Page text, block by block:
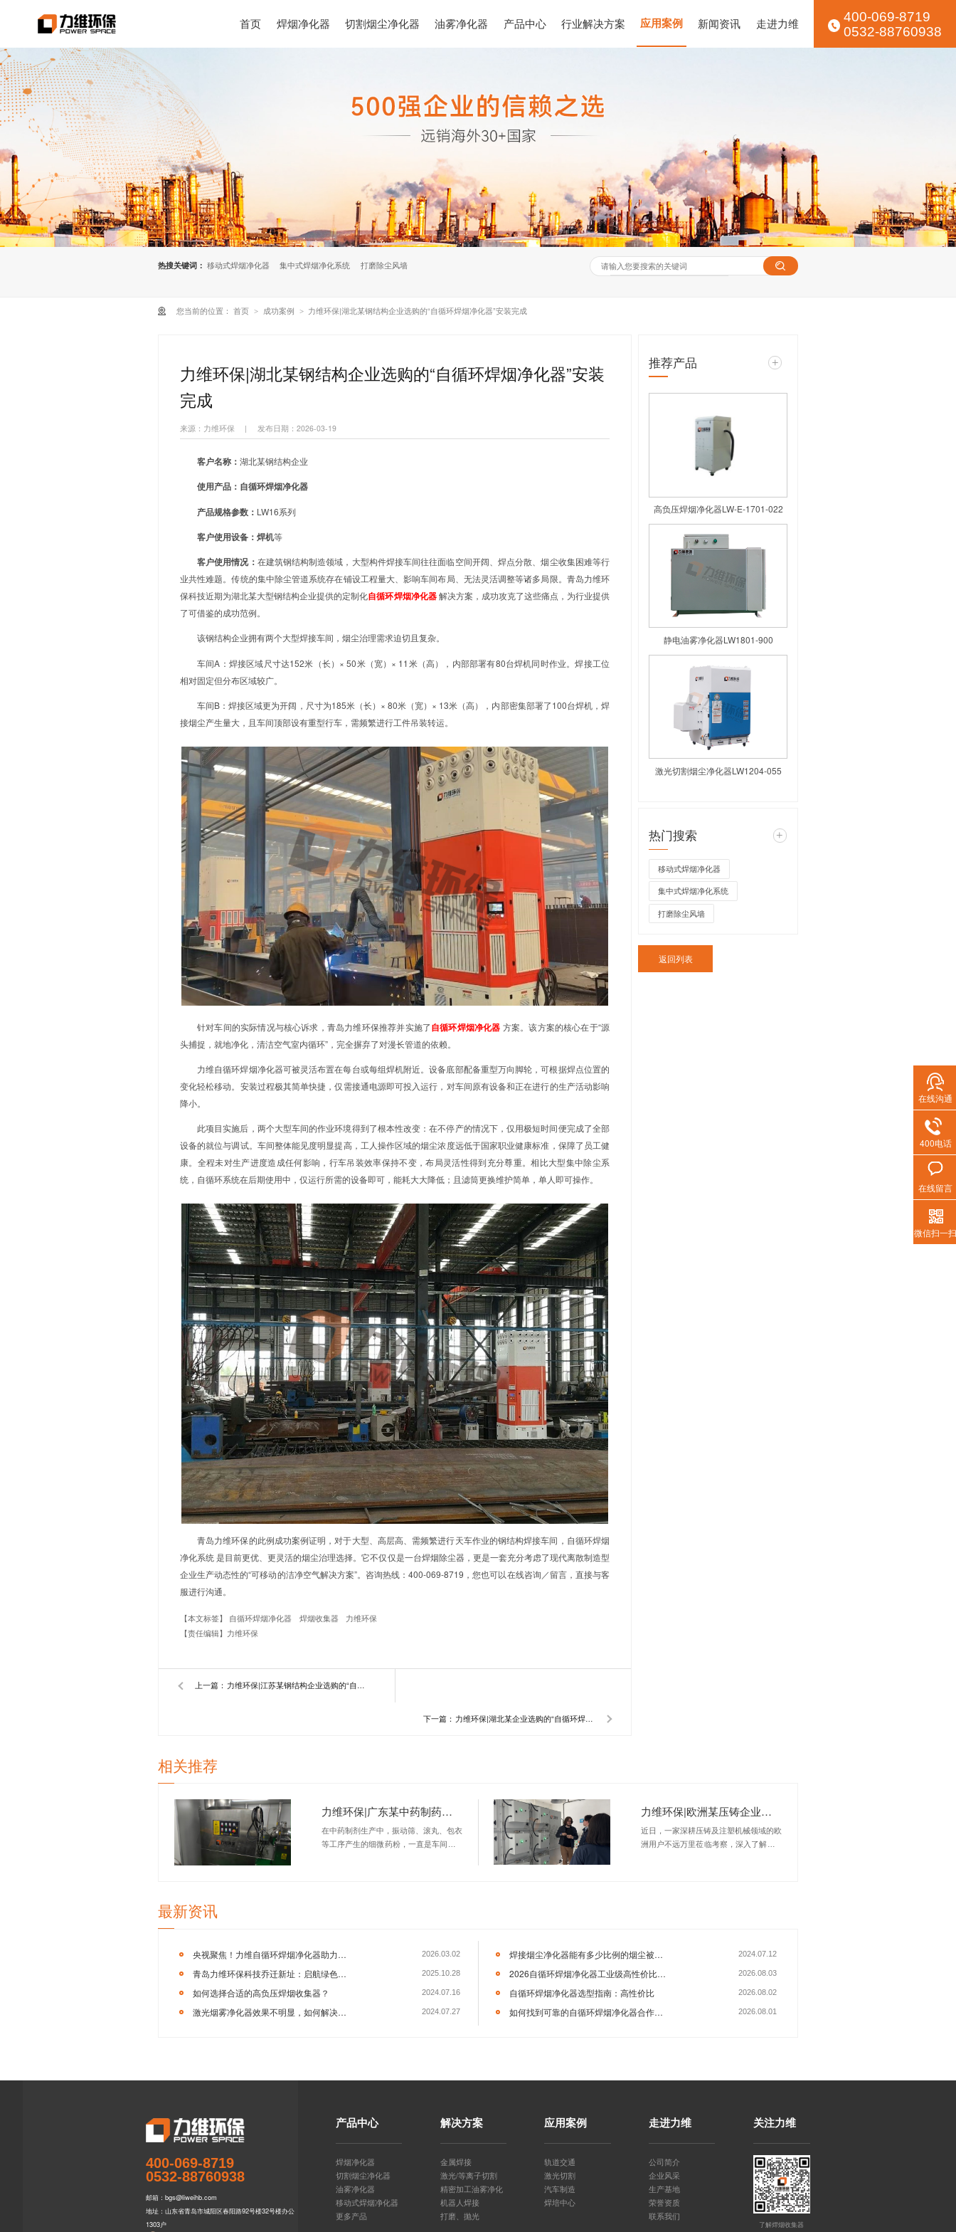
400-069-8719
0532-88760938
首页 焊烟净化器 切割烟尘净化器 油雾净化器 产品中心 行业解决方案 应用案例 新闻资讯 走进力维
力维环保|湖北某钢结构企业选购的“自循环焊烟净化器”安装完成
力维环保|湖北某钢结构企业选购的“自循环焊烟净化器”安装
完成
来源：力维环保 | 发布日期：2026-03-19
使用产品：自循环 焊烟 净化器
产品规格参数：
客户使用设备：焊机等
客户使用情况：在建筑钢结构制造领域，大型构件焊接车间往往面临空间开阔、焊点分散、烟尘收集困难等行
业共性难题。传统的集中除尘管道系统存在铺设工程量大、影响车间布局、无法灵活调整等诸多局限。青岛力维环
保科技近期为湖北某大型钢结构企业提供的定制化
自循环焊烟净化器解决方案，成功攻克了这些痛点，为行业提供
了可借鉴的成功范例。
该钢结构企业拥有两个大型焊接车间，烟尘治理需求迫切且复杂。
车间A：焊接区域尺寸达152米（长）× 50米（宽）× 11米（高），内部部署有80台焊机同时作业。焊接工位
相对固定但分布区域较广。
车间B：焊接区域更为开阔，尺寸为185米（长）× 80米（宽）× 13米（高），内部密集部署了100台焊机，焊
接烟尘产生量大，且车间顶部设有重型行车，需频繁进行工件吊装转运。
针对车间的实际情况与核心诉求，青岛力维环保推荐并实施了自循环焊烟净化器
头捕捉，就地净化，清洁空气室内循环”，完全摒弃了对漫长管道的依赖。
力维自循环焊烟净化器可被灵活布置在每台或每组焊机附近。设备底部配备重型万向脚轮，可根据焊点位置的
变化轻松移动。安装过程极其简单快捷，仅需接通电源即可投入运行，对车间原有设备和正在进行的生产活动影响
降小。
此项目实施后，两个大型车间的作业环境得到了根本性改变：在不停产的情况下，仅用极短时间便完成了全部
设备的就位与调试。车间整体能见度明显提高，工人操作区域的烟尘浓度远低于国家职业健康标准，保障了员工健
康。全程未对生产进度造成任何影响，行车吊装效率保持不变，布局灵活性得到充分尊重。相比大型集中除尘系
统，自循环系统在后期使用中，仅运行所需的设备即可，能耗大大降低；且滤筒更换维护简单，单人即可操作。
净化系统 是目前更优、更灵活的烟尘治理选择。它不仅仅是一台焊烟除尘器，更是一套充分考虑了现代离散制造型
服进行沟通。
自循环焊烟净化器 焊烟收集器 力维环保
【责任编辑】
力维环保
热门搜索
移动式焊烟净化
集中式焊烟净化
打磨除尘风墙
400-069-8719
0532-88760938
邮箱：bgs@liweihb.com
地址：山东省青岛市城阳区春阳路92号楼32号楼办公
1303户
产品中心
焊烟净化器
切割烟尘净化器
油雾净化器
移动式焊烟净化器
更多产品
解决方案
金属焊接
激光/等离子切割
精密加工油雾净化
机器人焊接
打磨、抛光
应用案例
轨道交通
激光切割
汽车制造
焊培中心
走进力维
公司简介
企业风采
生产基地
荣誉资质
联系我们
关注力维
了解焊烟收集器
在线沟通
400电话
在线留言
微信扫一扫